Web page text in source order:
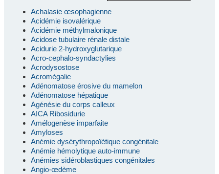
Achalasie œsophagienne
Acidémie isovalérique
Acidémie méthylmalonique
Acidose tubulaire rénale distale
Acidurie 2-hydroxyglutarique
Acro-cephalo-syndactylies
Acrodysostose
Acromégalie
Adénomatose érosive du mamelon
Adénomatose hépatique
Agénésie du corps calleux
AICA Ribosidurie
Amélogenèse imparfaite
Amyloses
Anémie dysérythropoïétique congénitale
Anémie hémolytique auto-immune
Anémies sidéroblastiques congénitales
Angio-œdème